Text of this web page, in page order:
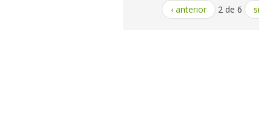
‹ anterior 2 de 6